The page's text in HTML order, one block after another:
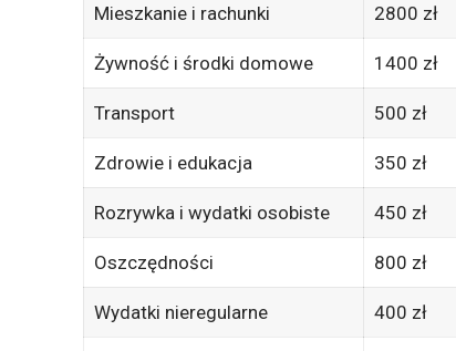
Mieszkanie i rachunki 2800 zł
Żywność i środki domowe 1400 zł
Transport 500 zł
Zdrowie i edukacja 350 zł
Rozrywka i wydatki osobiste 450 zł
Oszczędności 800 zł
Wydatki nieregularne 400 zł